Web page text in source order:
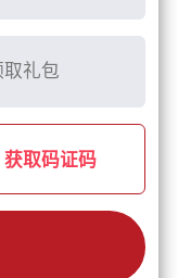
获取码证码